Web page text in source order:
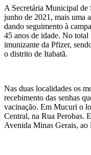
A Secretária Municipal de
junho de 2021, mais uma
dando seguimento à
45 anos de idade. No
imunizante da Pfizer,
o distrito de Itabatã.
Nas duas localidades os
recebimento das senhas
vacinação. Em Mucuri o
Central, na Rua Perobas.
Avenida Minas Gerais, ao